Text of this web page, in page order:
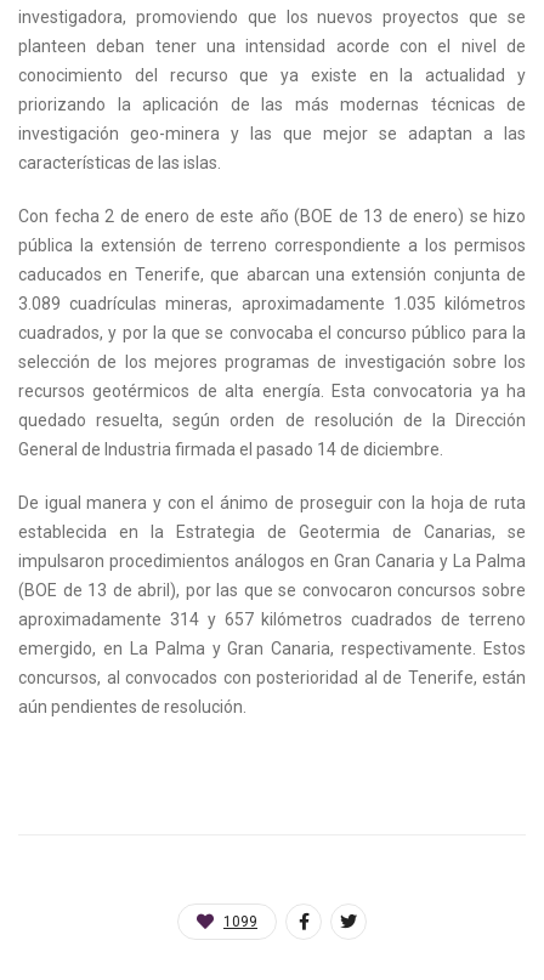
investigadora, promoviendo que los nuevos proyectos que se
planteen deban tener una intensidad acorde con el nivel de
conocimiento del recurso que ya existe en la actualidad y
priorizando la aplicación de las más modernas técnicas de
investigación geo-minera y las que mejor se adaptan a las
características de las islas.
Con fecha 2 de enero de este año (BOE de 13 de enero) se hizo
pública la extensión de terreno correspondiente a los permisos
caducados en Tenerife, que abarcan una extensión conjunta de
3.089 cuadrículas mineras, aproximadamente 1.035 kilómetros
cuadrados, y por la que se convocaba el concurso público para la
selección de los mejores programas de investigación sobre los
recursos geotérmicos de alta energía. Esta convocatoria ya ha
quedado resuelta, según orden de resolución de la Dirección
General de Industria firmada el pasado 14 de diciembre.
De igual manera y con el ánimo de proseguir con la hoja de ruta
establecida en la Estrategia de Geotermia de Canarias, se
impulsaron procedimientos análogos en Gran Canaria y La Palma
(BOE de 13 de abril), por las que se convocaron concursos sobre
aproximadamente 314 y 657 kilómetros cuadrados de terreno
emergido, en La Palma y Gran Canaria, respectivamente. Estos
concursos, al convocados con posterioridad al de Tenerife, están
aún pendientes de resolución.
1099